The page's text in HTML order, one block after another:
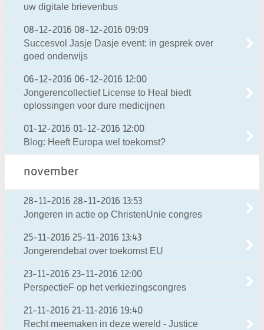
uw digitale brievenbus
08-12-2016 08-12-2016 09:09
Succesvol Jasje Dasje event: in gesprek over
goed onderwijs
06-12-2016 06-12-2016 12:00
Jongerencollectief License to Heal biedt
oplossingen voor dure medicijnen
01-12-2016 01-12-2016 12:00
Blog: Heeft Europa wel toekomst?
november
28-11-2016 28-11-2016 13:53
Jongeren in actie op ChristenUnie congres
25-11-2016 25-11-2016 13:43
Jongerendebat over toekomst EU
23-11-2016 23-11-2016 12:00
PerspectieF op het verkiezingscongres
21-11-2016 21-11-2016 19:40
Recht meemaken in deze wereld - Justice